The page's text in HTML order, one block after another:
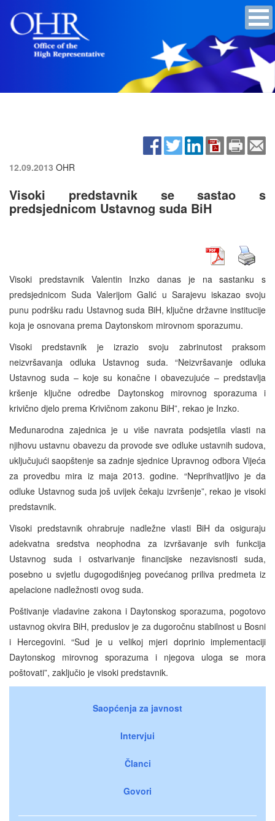
12.09.2013 OHR
Visoki predstavnik se sastao s
predsjednicom Ustavnog suda BiH
Visoki predstavnik Valentin Inzko danas je na sastanku s
predsjednicom Suda Valerijom Galić u Sarajevu iskazao svoju
punu podršku radu Ustavnog suda BiH, ključne državne institucije
koja je osnovana prema Daytonskom mirovnom sporazumu.
Visoki predstavnik je izrazio svoju zabrinutost praksom
neizvršavanja odluka Ustavnog suda. “Neizvršavanje odluka
Ustavnog suda – koje su konačne i obavezujuće – predstavlja
kršenje ključne odredbe Daytonskog mirovnog sporazuma i
krivično djelo prema Krivičnom zakonu BiH”, rekao je Inzko.
Međunarodna zajednica je u više navrata podsjetila vlasti na
njihovu ustavnu obavezu da provode sve odluke ustavnih sudova,
uključujući saopštenje sa zadnje sjednice Upravnog odbora Vijeća
za provedbu mira iz maja 2013. godine. “Neprihvatljivo je da
odluke Ustavnog suda još uvijek čekaju izvršenje”, rekao je visoki
predstavnik.
Visoki predstavnik ohrabruje nadležne vlasti BiH da osiguraju
adekvatna sredstva neophodna za izvršavanje svih funkcija
Ustavnog suda i ostvarivanje financijske nezavisnosti suda,
posebno u svjetlu dugogodišnjeg povećanog priliva predmeta iz
apelacione nadležnosti ovog suda.
Poštivanje vladavine zakona i Daytonskog sporazuma, pogotovo
ustavnog okvira BiH, preduslov je za dugoročnu stabilnost u Bosni
i Hercegovini. “Sud je u velikoj mjeri doprinio implementaciji
Daytonskog mirovnog sporazuma i njegova uloga se mora
poštovati”, zaključio je visoki predstavnik.
Saopćenja za javnost
Intervjui
Članci
Govori